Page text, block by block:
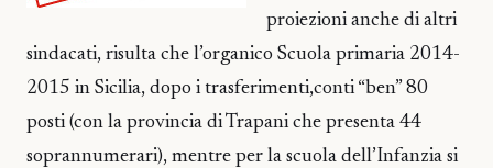
proiezioni anche di altri
sindacati, risulta che l’organico Scuola primaria 2014-
2015 in Sicilia, dopo i trasferimenti,conti “ben” 80
posti (con la provincia di Trapani che presenta 44
soprannumerari), mentre per la scuola dell’Infanzia si